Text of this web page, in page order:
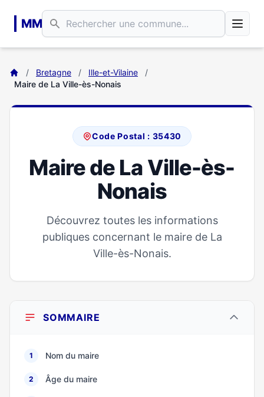
MM
/ Bretagne / Ille-et-Vilaine
/
Maire de La Ville-ès-Nonais
Code Postal : 35430
Maire de La Ville-ès-
Nonais
Découvrez toutes les informations
publiques concernant le maire de La
Ville-ès-Nonais.
SOMMAIRE
1 Nom du maire
2 Âge du maire